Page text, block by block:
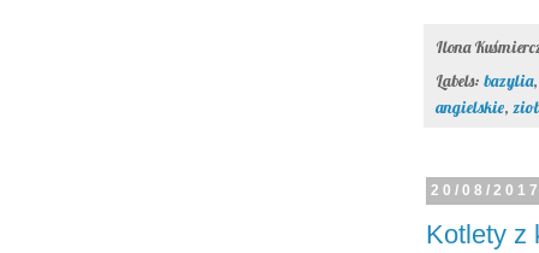
Ilona
Labels: bazylia
angielskie,
20/08/
Kotlety z